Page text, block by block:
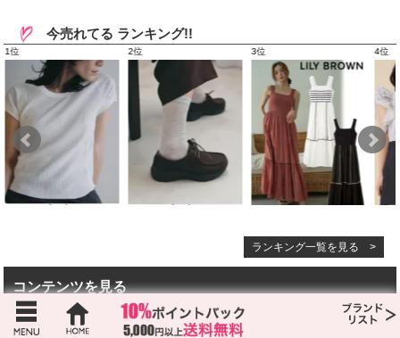
今売れてる ランキング!!
ランキング一覧を見る >
コンテンツを見る
お得なポイントについて